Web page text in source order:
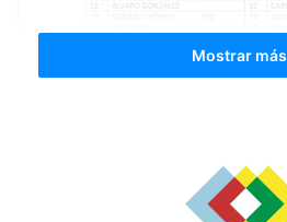
Mostrar más